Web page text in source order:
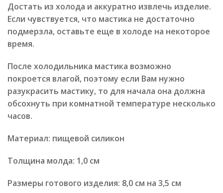
Достать из холода и аккуратно извлечь изделие.
Если чувствуется, что мастика не достаточно
подмерзла, оставьте еще в холоде на некоторое
время.
После холодильника мастика возможно
покроется влагой, поэтому если Вам нужно
разукрасить мастику, то для начала она должна
обсохнуть при комнатной температуре несколько
часов.
Материал: пищевой силикон
Толщина молда: 1,0 см
Размеры готового изделия: 8,0 см на 3,5 см